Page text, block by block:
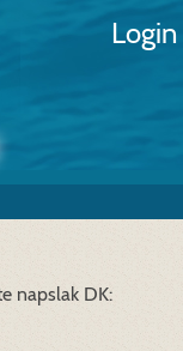
Login
napslak DK: